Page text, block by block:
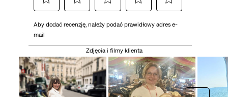
aby
ocenić
1
gwiazdką.
To
aby
element
2
gwiazdkami.
To
aby
element
3
gwiazdkami.
To
aby
element
4
gwiazdkami.
To
aby
5
gwiazdkami.
To
Aby dodać recenzję, należy podać prawidłowy adres e-
mail
Zdjęcia i filmy klienta